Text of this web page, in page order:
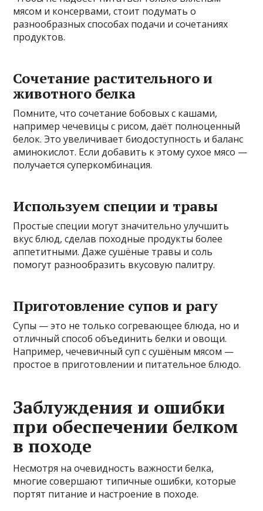
мясом и консервами, стоит подумать о
разнообразных способах подачи и сочетаниях
продуктов.
Сочетание растительного и
животного белка
Помните, что сочетание бобовых с кашами,
например чечевицы с рисом, даёт полноценный
белок. Это увеличивает биодоступность и баланс
аминокислот. Если добавить к этому сухое мясо —
получается суперкомбинация.
Используем специи и травы
Простые специи могут значительно улучшить
вкус блюд, сделав походные продукты более
аппетитными. Даже сушёные травы и соль
помогут разнообразить вкусовую палитру.
Приготовление супов и рагу
Супы — это не только согревающее блюда, но и
отличный способ объединить белки и овощи.
Например, чечевичный суп с сушёным мясом —
простое в приготовлении и питательное блюдо.
Заблуждения и ошибки
при обеспечении белком
в походе
Несмотря на очевидность важности белка,
многие совершают типичные ошибки, которые
портят питание и настроение в походе.